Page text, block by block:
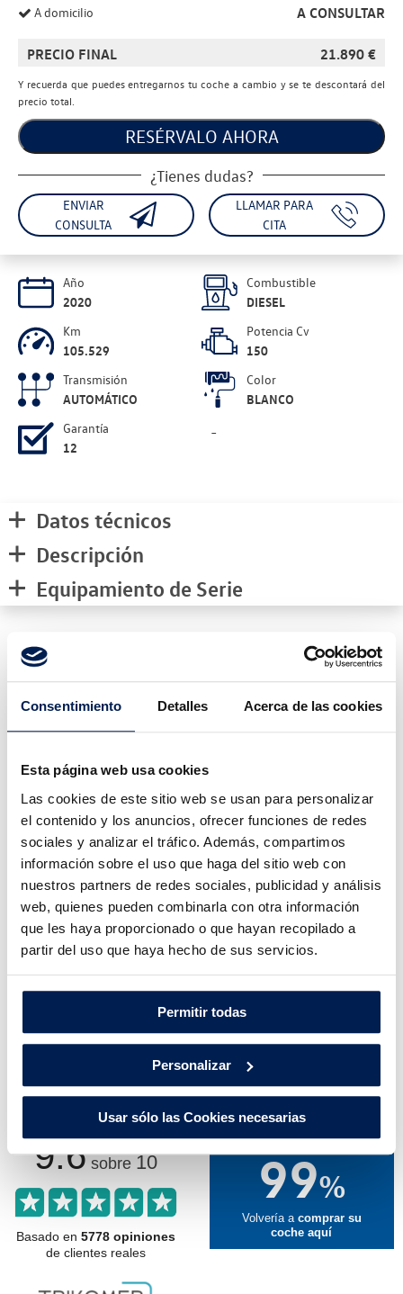
Consentimiento Detalles Acerca de las cookies
Esta página web usa cookies
Las cookies de este sitio web se usan para personalizar
el contenido y los anuncios, ofrecer funciones de redes
sociales y analizar el tráfico. Además, compartimos
información sobre el uso que haga del sitio web con
nuestros partners de redes sociales, publicidad y análisis
web, quienes pueden combinarla con otra información
que les haya proporcionado o que hayan recopilado a
partir del uso que haya hecho de sus servicios.
Permitir todas
Personalizar
Usar sólo las Cookies necesarias
A domicilio A CONSULTAR
PRECIO FINAL 21.890 €
Y recuerda que puedes entregarnos tu coche a cambio y se te descontará del
precio total.
RESÉRVALO AHORA
¿Tienes dudas?
ENVIAR
CONSULTA
LLAMAR PARA
CITA
Año
2020
Km
105.529
Combustible
DIESEL
Potencia Cv
150
Transmisión
AUTOMÁTICO
Garantía
12
Color
BLANCO
-
Datos técnicos
Descripción
Equipamiento de Serie
Medidas del vehículo
1727
1904mm 4597mm
Peso: 1948kg
Maletero:840L
Depósito: L
Otros clientes que ya compraron en
Volkswagen Huertas Motor te cuentan
cómo les fue.
Conoce lo que opinan y cómo nos valoran nuestros
clientes.
9.6 sobre 10
Basado en 5778 opiniones
de clientes reales
99%
Volvería a comprar su
coche aquí